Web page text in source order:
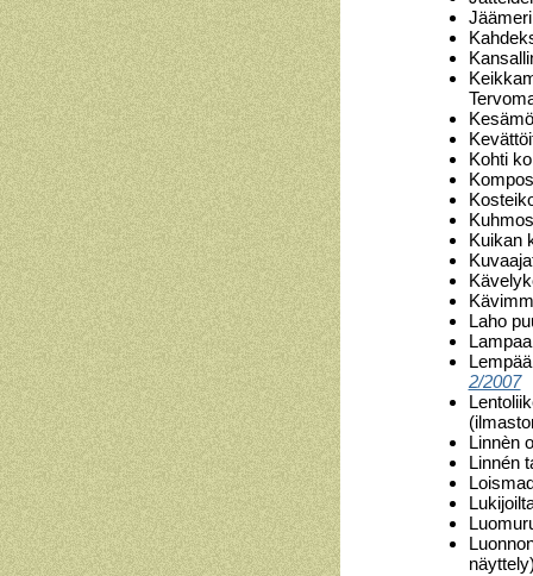
Kohti
Kuikan
Laho
2/2007
Linnèn
Linnén